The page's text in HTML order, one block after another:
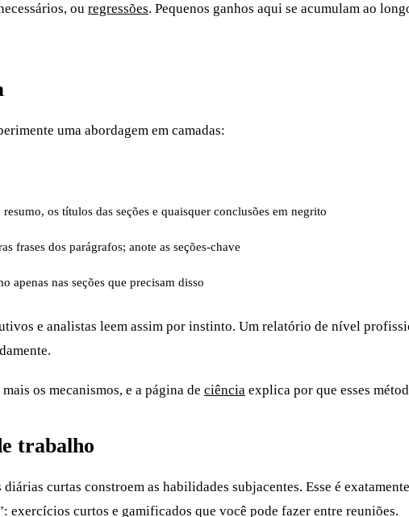
ou regressões. Pequenos ganhos aqui se acumulam ao
uma abordagem em camadas:
os títulos das seções e quaisquer conclusões em negrito
frases dos parágrafos; anote as seções-chave
apenas nas seções que precisam disso
e analistas leem assim por instinto. Um relatório de nível
os mecanismos, e a página de ciência explica por que esses
trabalho
curtas constroem as habilidades subjacentes. Esse é
curtos e gamificados que você pode fazer entre reuniões.